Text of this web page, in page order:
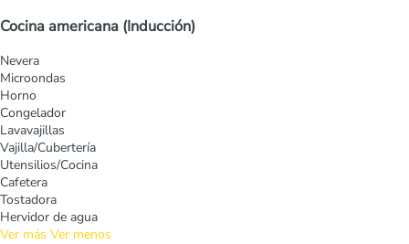
Cocina americana (Inducción)
Nevera
Microondas
Horno
Congelador
Lavavajillas
Vajilla/Cubertería
Utensilios/Cocina
Cafetera
Tostadora
Hervidor de agua
Ver más Ver menos